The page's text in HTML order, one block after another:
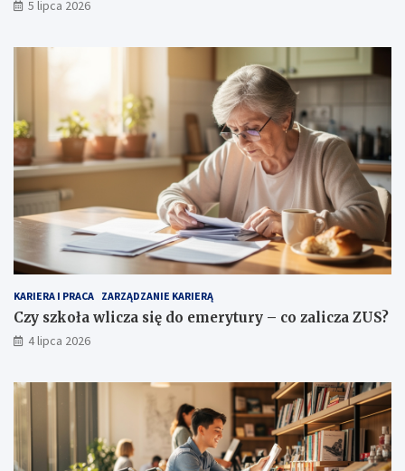
5 lipca 2026
KARIERA I PRACA ZARZĄDZANIE KARIERĄ
Czy szkoła wlicza się do emerytury – co zalicza ZUS?
4 lipca 2026